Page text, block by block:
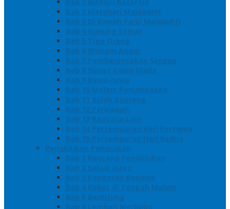
Bab 2 Matahari Majapahit
Bab 3 Di Bawah Panji Majapahit
Bab 4 Gunung Semar
Bab 5 Tiga Orang
Bab 6 Wringin Anom
Bab 7 Pemberontakan Senyap
Bab 8 Siasat Gajah Mada
Bab 9 Rawa-rawa
Bab 10 Malam Penumpasan
Bab 11 Bulak Banteng
Bab 12 Persiapan
Bab 13 Rencana Lain
Bab 14 Pertempuran Hari Pertama
Bab 15 Pertempuran Hari Kedua
Penaklukan Panarukan
Bab 1 Rencana Penaklukan
Bab 2 Sabuk Inten
Bab 3 Pangeran Benawa
Bab 4 Kabut di Tengah Malam
Bab 5 Berhitung
Bab 6 Lembah Merbabu